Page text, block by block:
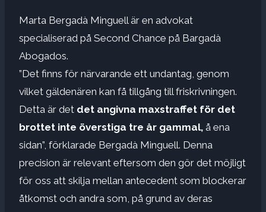
Marta Bergadà Minguell är en advokat
specialiserad på Second Chance på Bargadà
Abogados.
”Det finns för närvarande ett undantag, genom
vilket gäldenären kan få tillgång till friskrivningen.
Detta är det det angivna maxstraffet för det
brottet inte överstiga tre år gammal, å ena
sidan”, förklarade Bergadà Minguell. Denna
precision är relevant eftersom den gör det möjligt
för oss att skilja mellan antecedent som blockerar
åtkomst och andra som, på grund av deras